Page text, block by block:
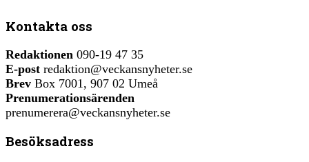
Kontakta oss
Redaktionen 090-19 47 35
E-post redaktion@veckansnyheter.se
Brev Box 7001, 907 02 Umeå
Prenumerationsärenden
prenumerera@veckansnyheter.se
Besöksadress